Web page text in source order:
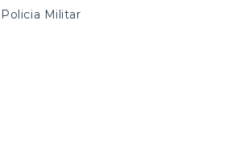
Policia Militar